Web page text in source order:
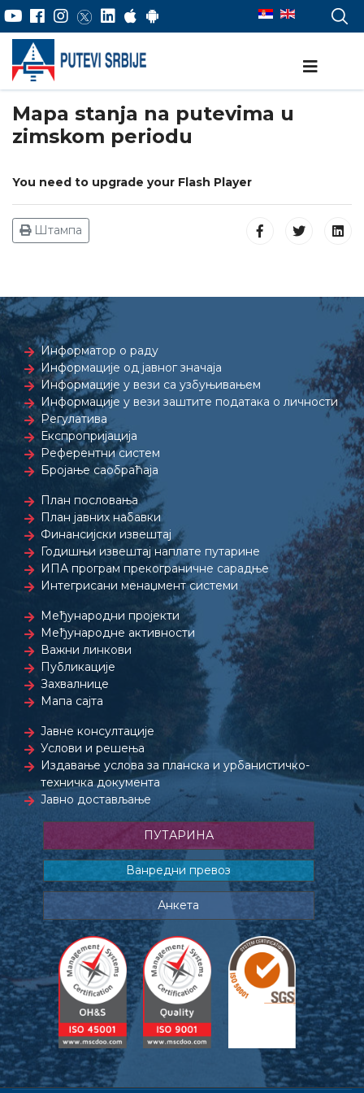
Mapa stanja na putevima u
zimskom periodu
You need to upgrade your Flash Player
Штампа
Информатор о раду
Информације од јавног значаја
Информације у вези са узбуњивањем
Информације у вези заштите података о личности
Регулатива
Експропријација
Референтни систем
Бројање саобраћаја
План пословања
План јавних набавки
Финансијски извештај
Годишњи извештај наплате путарине
ИПА програм прекограничне сарадње
Интегрисани менаџмент системи
Међународни пројекти
Међународне активности
Важни линкови
Публикације
Захвалнице
Мапа сајта
Јавне консултације
Услови и решења
Издавање услова за планска и урбанистичко-
техничка документа
Јавно достављање
ПУТАРИНА
Ванредни превоз
Анкета